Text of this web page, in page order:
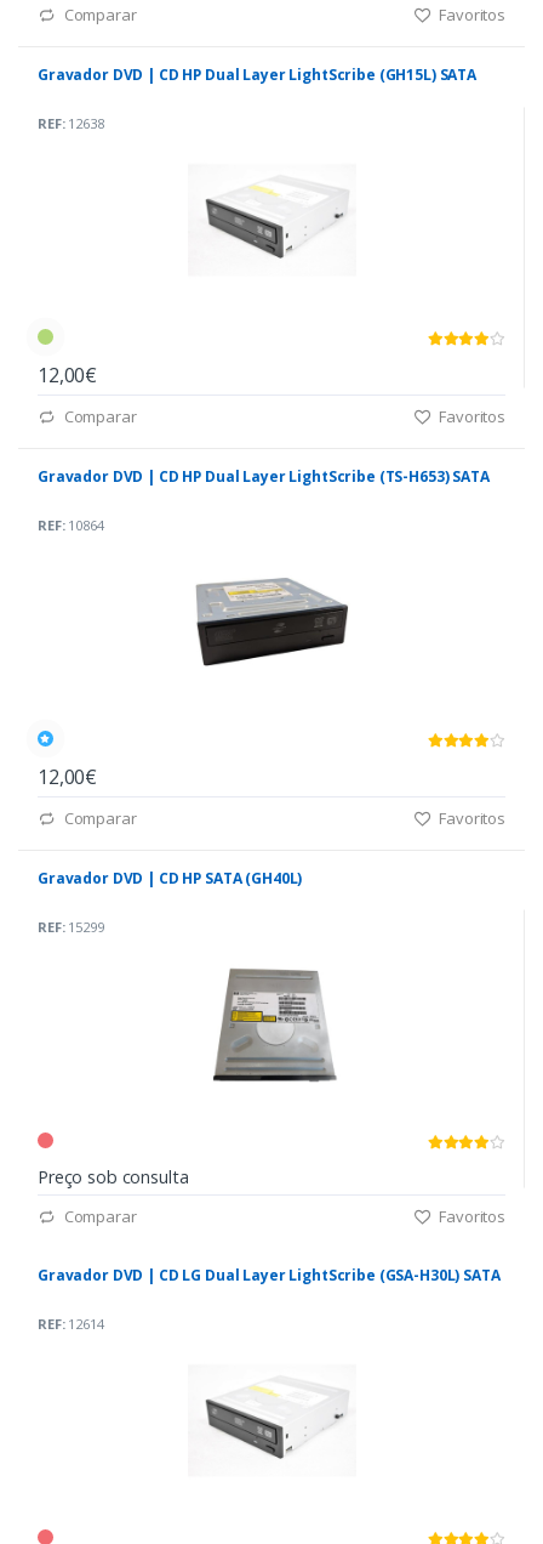
Comparar Favoritos
Gravador DVD | CD HP Dual Layer LightScribe (GH15L) SATA
REF:12638
12,00€
Comparar Favoritos
Gravador DVD | CD HP Dual Layer LightScribe (TS-H653) SATA
REF:10864
12,00€
Comparar Favoritos
Gravador DVD | CD HP SATA (GH40L)
REF:15299
Preço sob consulta
Comparar Favoritos
Gravador DVD | CD LG Dual Layer LightScribe (GSA-H30L) SATA
REF:12614